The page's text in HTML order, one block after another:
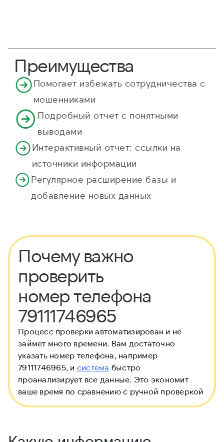
Преимущества
Помогает избежать сотрудничества с
мошенниками
Подробный отчет с понятными
выводами
Интерактивный отчет: ссылки на
источники информации
Регулярное расширение базы и
добавление новых данных
Почему важно
проверить
номер телефона
79111746965
Процесс проверки автоматизирован и не
займет много времени. Вам достаточно
указать номер телефона, например
79111746965, и система быстро
проанализирует все данные. Это экономит
ваше время по сравнению с ручной проверкой